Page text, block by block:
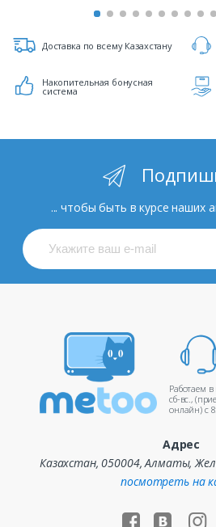
Доставка по всему Казахстану
Накопительная бонусная
система
... чтобы быть в курсе наших
Работаем
сб-вс.,
онлайн) c
Адрес
Казахстан, 050004, Алматы,
посмотреть на